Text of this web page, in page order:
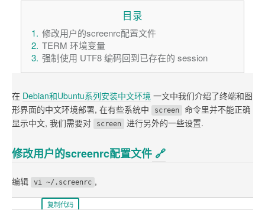
目录
修改用户的screenrc配置文件
TERM 环境变量
强制使用 UTF8 编码回到已存在的 session
在 Debian和Ubuntu系列安装中文环境 一文中我们介绍了终端和图
形界面的中文环境部署, 在有些系统中
screen
命令里并不能正确
显示中文, 我们需要对
screen 进行另外的一些设置.
修改用户的screenrc配置文件 🔗︎
编辑 vi ~/.screenrc ,
复制代码